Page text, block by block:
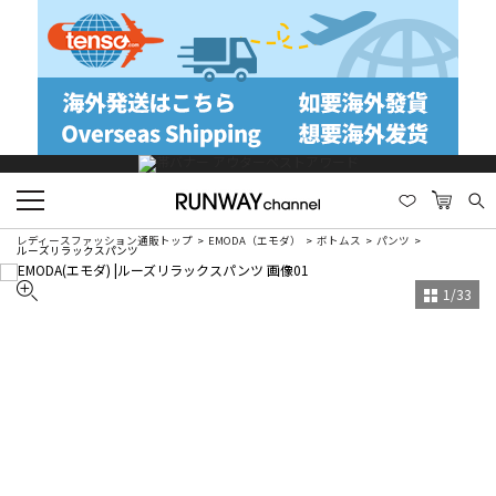
レディースファッション通販トップ EMODA（エモダ） ボトムス パンツ
ルーズリラックスパンツ
1 /33